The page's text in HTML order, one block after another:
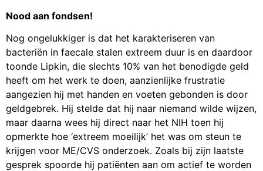
Nood aan fondsen!
Nog ongelukkiger is dat het karakteriseren van
bacteriën in faecale stalen extreem duur is en daardoor
toonde Lipkin, die slechts 10% van het benodigde geld
heeft om het werk te doen, aanzienlijke frustratie
aangezien hij met handen en voeten gebonden is door
geldgebrek. Hij stelde dat hij naar niemand wilde wijzen,
maar daarna wees hij direct naar het NIH toen hij
opmerkte hoe ‘extreem moeilijk’ het was om steun te
krijgen voor ME/CVS onderzoek. Zoals bij zijn laatste
gesprek spoorde hij patiënten aan om actief te worden